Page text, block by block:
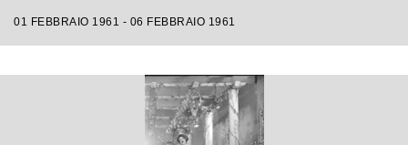
01 FEBBRAIO 1961 - 06 FEBBRAIO 1961